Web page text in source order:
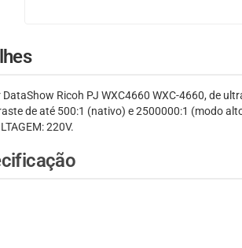
DataShow Ricoh PJ WXC4660 WXC-4660, de
de até 500:1 (nativo) e 2500000:1 (modo
220V.